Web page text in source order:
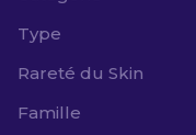
Type
Rareté du Skin
Famille